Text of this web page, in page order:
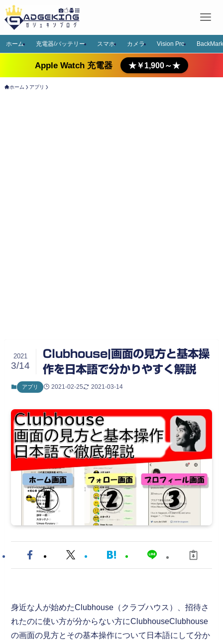
ホーム 充電器/バッテリー スマホ カメラ Vision Pro
Apple Watch 充電器 ★￥1,900～★
ホーム アプリ
Clubhouse|画面の見方と基本操
作を日本語で分かりやすく解説
2021
3/14
アプリ 2021-02-25 2021-03-14
身近な人が始めたClubhouse（クラブハウス）、招待さ
れたのに使い方が分からない方にClubhouseClubhouse
の画面の見方とその基本操作について日本語にして分か